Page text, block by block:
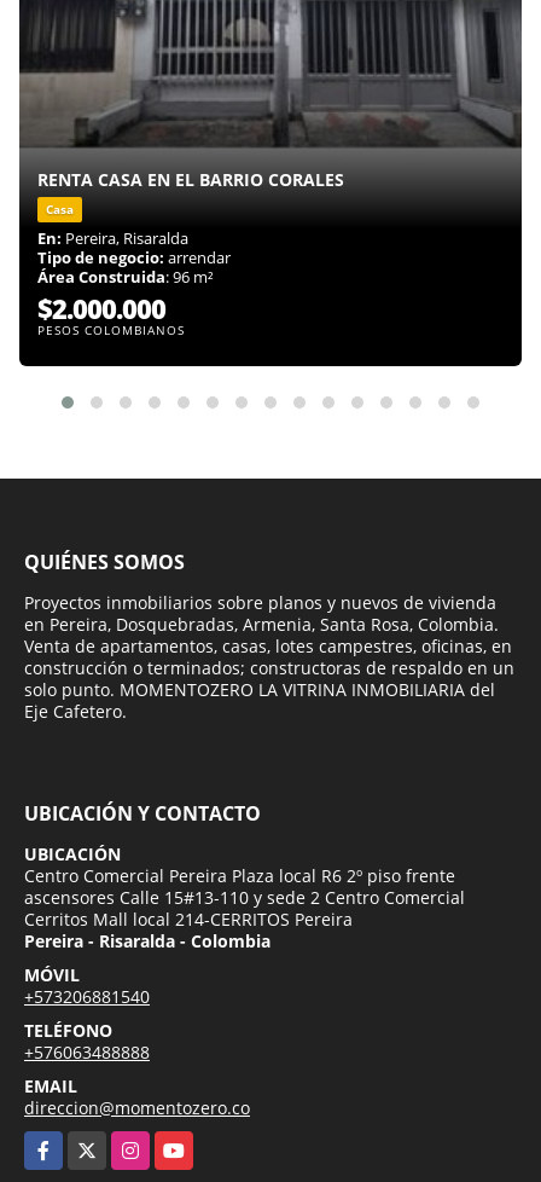
RENTA CASA EN EL BARRIO CORALES
Casa
En: Pereira, Risaralda
Tipo de negocio: arrendar
Área Construida: 96 m²
$2.000.000
PESOS COLOMBIANOS
QUIÉNES SOMOS
Proyectos inmobiliarios sobre planos y nuevos de vivienda
en Pereira, Dosquebradas, Armenia, Santa Rosa, Colombia.
Venta de apartamentos, casas, lotes campestres, oficinas, en
construcción o terminados; constructoras de respaldo en un
solo punto. MOMENTOZERO LA VITRINA INMOBILIARIA del
Eje Cafetero.
UBICACIÓN Y CONTACTO
UBICACIÓN
Centro Comercial Pereira Plaza local R6 2º piso frente
ascensores Calle 15#13-110 y sede 2 Centro Comercial
Cerritos Mall local 214-CERRITOS Pereira
Pereira - Risaralda - Colombia
MÓVIL
+573206881540
TELÉFONO
+576063488888
EMAIL
direccion@momentozero.co
Facebook
InstagramYouTube